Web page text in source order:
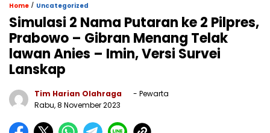
Home / Uncategorized
Simulasi 2 Nama Putaran ke 2 Pilpres,
Prabowo – Gibran Menang Telak
lawan Anies – Imin, Versi Survei
Lanskap
Tim Harian Olahraga
- Pewarta
Rabu, 8 November 2023